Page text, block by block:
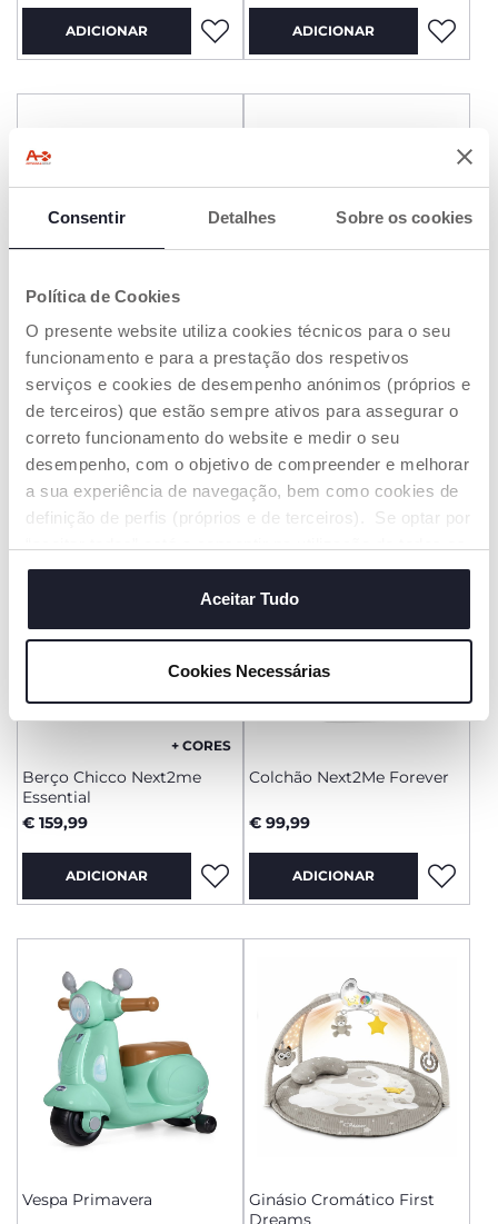
Consentir Detalhes Sobre os cookies
Política de Cookies
O presente website utiliza cookies técnicos para o seu
funcionamento e para a prestação dos respetivos
serviços e cookies de desempenho anónimos (próprios e
de terceiros) que estão sempre ativos para assegurar o
correto funcionamento do website e medir o seu
desempenho, com o objetivo de compreender e melhorar
a sua experiência de navegação, bem como cookies de
definição de perfis (próprios e de terceiros). Se optar por
cookies. Se quiser saber mais, alterar ou revogar o
consentimento de todos ou de alguns cookies, clique em
"mostrar detalhes". Ao fechar este aviso, está a
são necessários e essenciais para garantir o
funcionamento desta página.
Aceitar Tudo
Cookies Necessárias
ADICIONAR ADICIONAR
+ CORES
Berço Chicco Next2Me
Armonia
€ 209,99
Berço Chicco Next2me
Essential
€ 159,99
+ CORES
Berço Chicco Next2me
Essential
€ 159,99
ADICIONAR
Colchão Next2Me Forever
€ 99,99
ADICIONAR
Vespa Primavera
Ginásio Cromático First
Dreams